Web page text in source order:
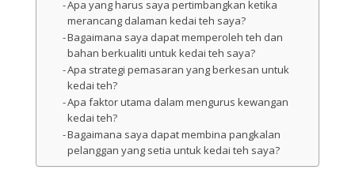
Apa yang harus saya pertimbangkan ketika
merancang dalaman kedai teh saya?
Bagaimana saya dapat memperoleh teh dan
bahan berkualiti untuk kedai teh saya?
Apa strategi pemasaran yang berkesan untuk
kedai teh?
Apa faktor utama dalam mengurus kewangan
kedai teh?
Bagaimana saya dapat membina pangkalan
pelanggan yang setia untuk kedai teh saya?